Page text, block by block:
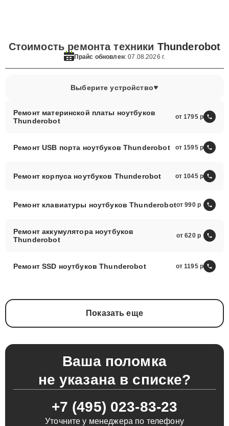
Стоимость ремонта техники Thunderobot
Прайс обновлен: 07.08.2026 г.
Выберите устройство
Ремонт материнской платы ноутбуков
Thunderobot
от 1795
Ремонт USB порта ноутбуков Thunderobot от 1595
Ремонт корпуса ноутбуков Thunderobot от 1045
Ремонт клавиатуры ноутбуков Thunderobotот 990
Ремонт аккумулятора ноутбуков
Thunderobot
от 620
Ремонт SSD ноутбуков Thunderobot от 1195
Показать еще
Ваша поломка
не указана в списке?
+7 (495) 023-83-23
Уточните у менеджера по телефону